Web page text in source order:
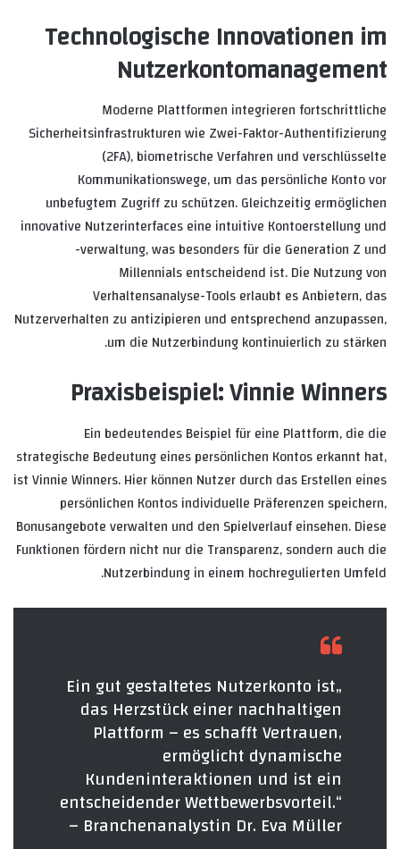
Technologische Innovationen im
Nutzerkontomanagement
Moderne Plattformen integrieren fortschrittliche
Sicherheitsinfrastrukturen wie Zwei-Faktor-Authentifizierung
(2FA), biometrische Verfahren und verschlüsselte
Kommunikationswege, um das persönliche Konto vor
unbefugtem Zugriff zu schützen. Gleichzeitig ermöglichen
innovative Nutzerinterfaces eine intuitive Kontoerstellung und
-verwaltung, was besonders für die Generation Z und
Millennials entscheidend ist. Die Nutzung von
Verhaltensanalyse-Tools erlaubt es Anbietern, das
Nutzerverhalten zu antizipieren und entsprechend anzupassen,
um die Nutzerbindung kontinuierlich zu stärken.
Praxisbeispiel: Vinnie Winners
Ein bedeutendes Beispiel für eine Plattform, die die
strategische Bedeutung eines persönlichen Kontos erkannt hat,
ist Vinnie Winners. Hier können Nutzer durch das Erstellen eines
persönlichen Kontos individuelle Präferenzen speichern,
Bonusangebote verwalten und den Spielverlauf einsehen. Diese
Funktionen fördern nicht nur die Transparenz, sondern auch die
Nutzerbindung in einem hochregulierten Umfeld.
„Ein gut gestaltetes Nutzerkonto ist
das Herzstück einer nachhaltigen
Plattform – es schafft Vertrauen,
ermöglicht dynamische
Kundeninteraktionen und ist ein
entscheidender Wettbewerbsvorteil.“
– Branchenanalystin Dr. Eva Müller